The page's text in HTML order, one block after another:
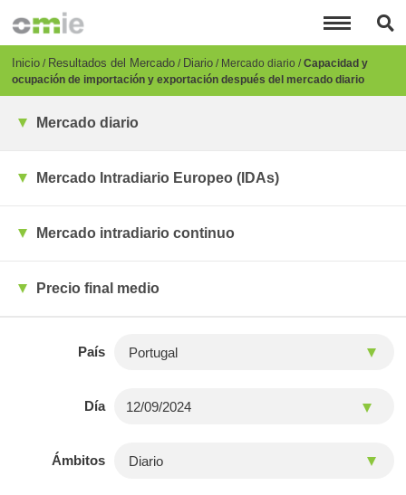
principal
Breadcrumb
Inicio Resultados del Mercado Diario Mercado diario Capacidad y
ocupación de importación y exportación después del mercado diario
Mercado diario
Mercado Intradiario Europeo (IDAs)
Mercado intradiario continuo
Precio final medio
País
Día
Ámbitos